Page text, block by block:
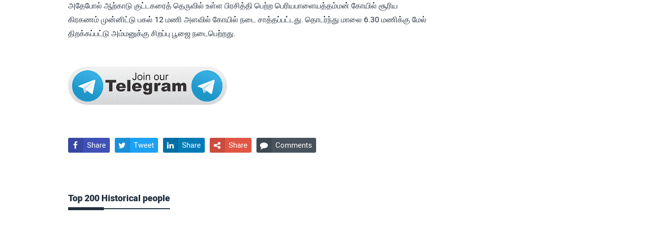
அதேபோல் ஆற்காடு குட்டகரைத் தெருவில் உள்ள பிரசித்தி பெற்ற பெரியபாளையத்தம்மன் கோயில் சூரிய
கிரகணம் முன்னிட்டு பகல் 12 மணி அளவில் கோயில் நடை சாத்தப்பட்டது. தொடர்ந்து மாலை 6.30 மணிக்கு மேல்
திறக்கப்பட்டு அம்மனுக்கு சிறப்பு பூஜை நடைபெற்றது.
 Share  Tweet  Share  Share  Comments
Top 200 Historical people